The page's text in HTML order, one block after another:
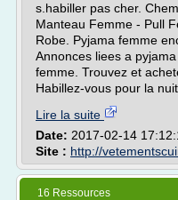
s.habiller pas cher.
Manteau Femme - Pull
Robe. Pyjama femme
Annonces liees a
femme. Trouvez et
Habillez-vous pour la
Lire la suite
Date: 2017-02-14
Site : http://
16 Ressources